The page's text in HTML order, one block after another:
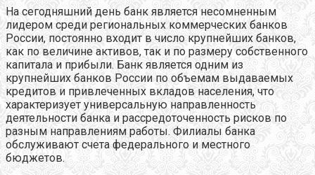
На сегодняшний день банк является несомненным
лидером среди региональных коммерческих банков
России, постоянно входит в число крупнейших банков,
как по величине активов, так и по размеру собственного
капитала и прибыли. Банк является одним из
крупнейших банков России по объемам выдаваемых
кредитов и привлеченных вкладов населения, что
характеризует универсальную направленность
деятельности банка и рассредоточенность рисков по
разным направлениям работы. Филиалы банка
обслуживают счета федерального и местного
бюджетов.